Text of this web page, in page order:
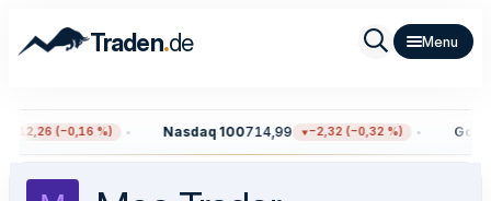
Traden.de
−12,26 (−0,16 %) Nasdaq 100714,99 −2,32 (−0,32 %) Gold